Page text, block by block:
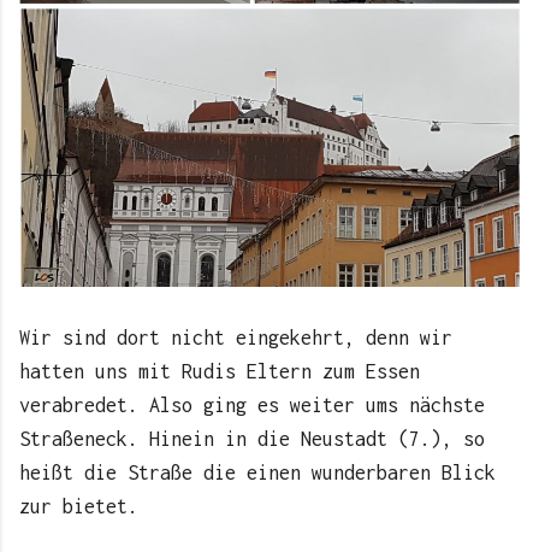
Wir sind dort nicht eingekehrt, denn wir
hatten uns mit Rudis Eltern zum Essen
verabredet. Also ging es weiter ums nächste
Straßeneck. Hinein in die Neustadt (7.), so
heißt die Straße die einen wunderbaren Blick
zur bietet.